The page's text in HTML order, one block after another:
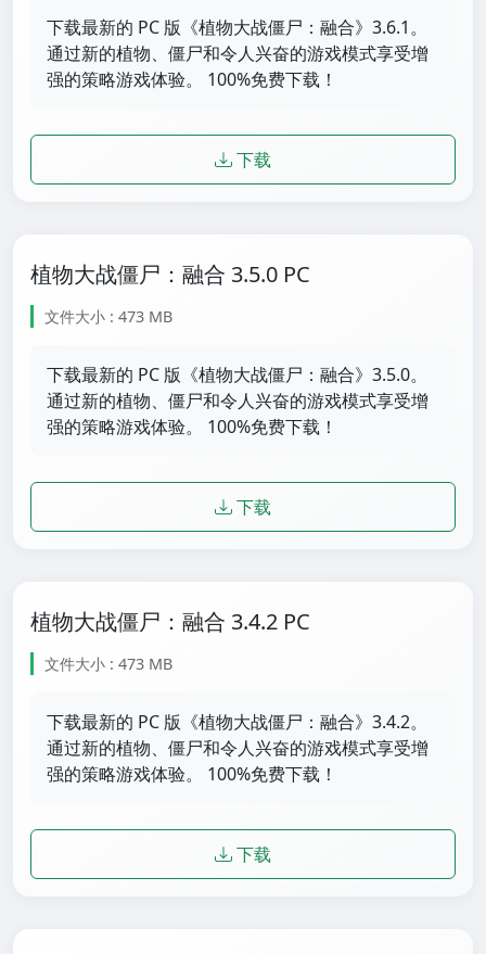
下载最新的 PC 版《植物大战僵尸：融合》3.6.1。
通过新的植物、僵尸和令人兴奋的游戏模式享受增
强的策略游戏体验。 100%免费下载！
下载
植物大战僵尸：融合 3.5.0 PC
文件大小 : 473 MB
下载最新的 PC 版《植物大战僵尸：融合》3.5.0。
通过新的植物、僵尸和令人兴奋的游戏模式享受增
强的策略游戏体验。 100%免费下载！
下载
植物大战僵尸：融合 3.4.2 PC
文件大小 : 473 MB
下载最新的 PC 版《植物大战僵尸：融合》3.4.2。
通过新的植物、僵尸和令人兴奋的游戏模式享受增
强的策略游戏体验。 100%免费下载！
下载